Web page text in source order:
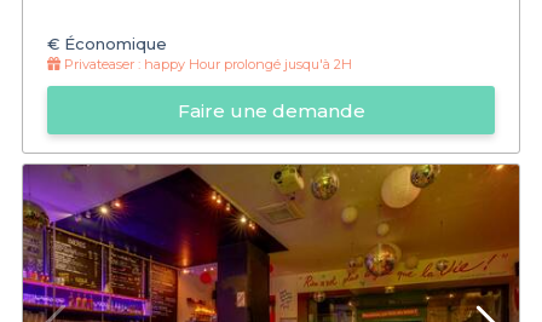
€ Économique
Privateaser : happy Hour prolongé jusqu'à 2H
Faire une demande